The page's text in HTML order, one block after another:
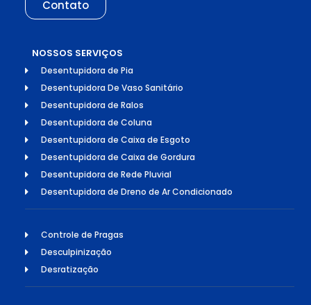
Contato
NOSSOS SERVIÇOS
Desentupidora de Pia
Desentupidora De Vaso Sanitário
Desentupidora de Ralos
Desentupidora de Coluna
Desentupidora de Caixa de Esgoto
Desentupidora de Caixa de Gordura
Desentupidora de Rede Pluvial
Desentupidora de Dreno de Ar Condicionado
Controle de Pragas
Desculpinização
Desratização